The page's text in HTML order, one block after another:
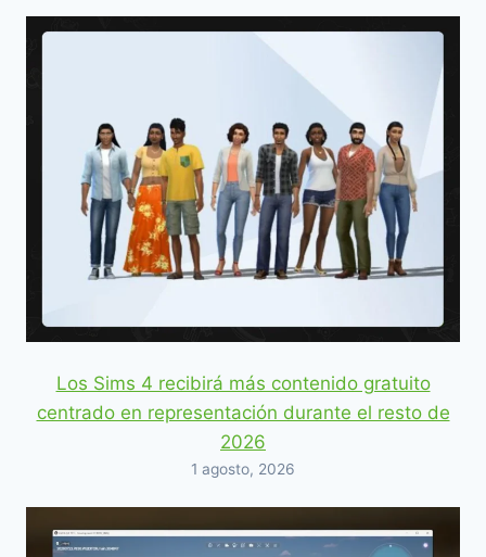
Los Sims 4 recibirá más contenido gratuito
centrado en representación durante el resto de
2026
1 agosto, 2026